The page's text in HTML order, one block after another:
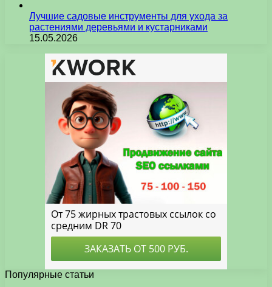
Лучшие садовые инструменты для ухода за
растениями деревьями и кустарниками
15.05.2026
Популярные статьи